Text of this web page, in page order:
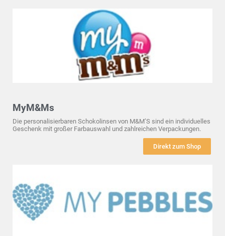
MyM&Ms
Die personalisierbaren Schokolinsen von M&M’S sind ein individuelles
Geschenk mit großer Farbauswahl und zahlreichen Verpackungen.
Direkt zum Shop